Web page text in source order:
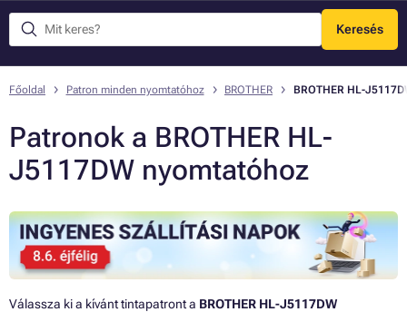
Keresés
Menü
Főoldal Patron minden nyomtatóhoz BROTHER BROTHER HL-
Patronok a BROTHER HL-
J5117DW nyomtatóhoz
Válassza ki a kívánt tintapatront a BROTHER HL-J5117DW